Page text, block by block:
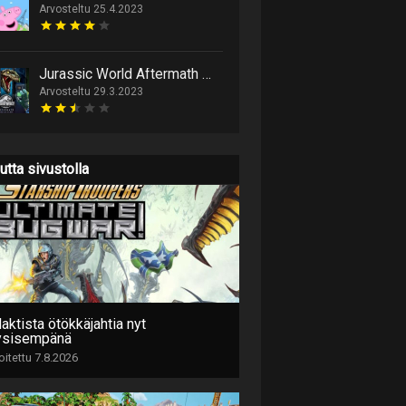
Arvosteltu 25.4.2023
Jurassic World Aftermath Collection
Arvosteltu 29.3.2023
sivustolla
ötökkäjahtia nyt
7.8.2026